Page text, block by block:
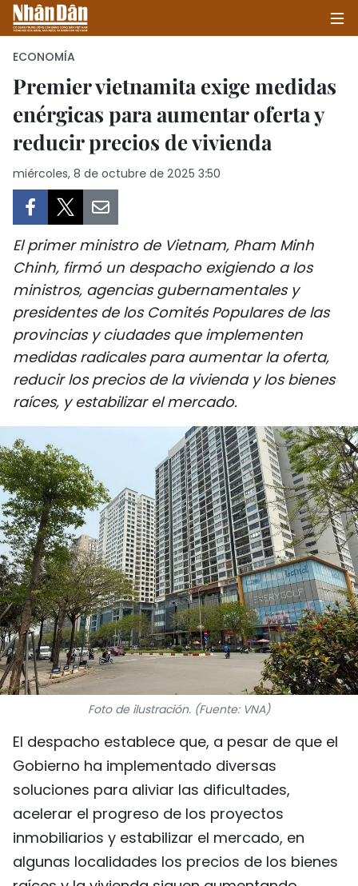
INICIO
POLÍTICA
SALUD - MEDIO AMBIENTE
CULTURA - ENTRETENIMIENTO
INTERNACIONAL
DEPORTES
PUENTE DE AMISTAD
HISTORIAS MULTIMEDIA
FOTOGRAFÍA
¿QUIÉNES SOMOS?
TIẾNG VIỆT
ENGLISH
中文
FRANÇAIS
РУССКИЙ
ECONOMÍA
Premier vietnamita exige medidas
enérgicas para aumentar oferta y
reducir precios de vivienda
miércoles, 8 de octubre de 2025 3:50
El primer ministro de Vietnam, Pham Minh
Chinh, firmó un despacho exigiendo a los
ministros, agencias gubernamentales y
presidentes de los Comités Populares de las
provincias y ciudades que implementen
medidas radicales para aumentar la oferta,
reducir los precios de la vivienda y los bienes
raíces, y estabilizar el mercado.
Foto de ilustración. (Fuente: VNA)
El despacho establece que, a pesar de que el
Gobierno ha implementado diversas
soluciones para aliviar las dificultades,
acelerar el progreso de los proyectos
inmobiliarios y estabilizar el mercado, en
algunas localidades los precios de los bienes